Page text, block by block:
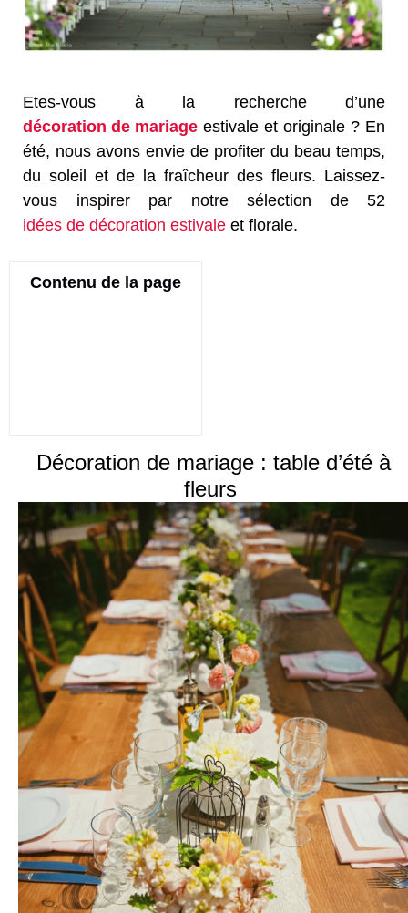
Etes-vous à la recherche d’une
décoration de mariage estivale et originale ? En
été, nous avons envie de profiter du beau temps,
du soleil et de la fraîcheur des fleurs. Laissez-
vous inspirer par notre sélection de 52
idées de décoration estivale et florale.
Contenu de la page
Décoration de mariage : table d’été à
fleurs